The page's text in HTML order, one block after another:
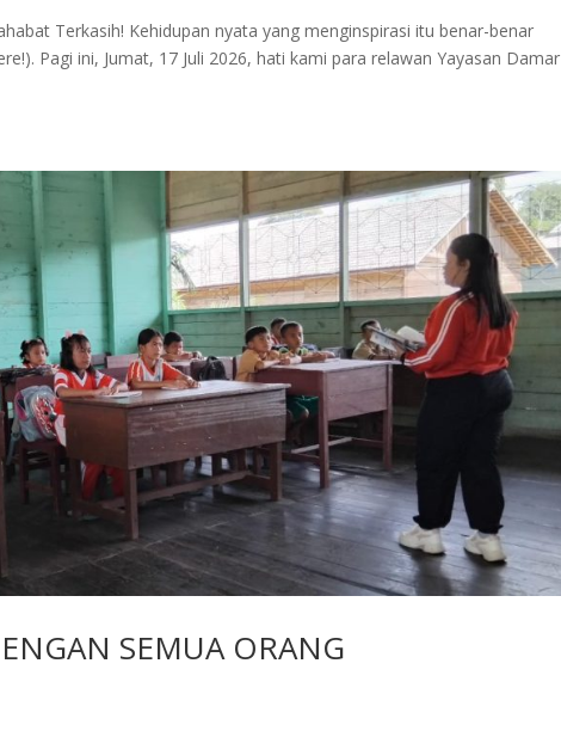
Terkasih! Kehidupan nyata yang menginspirasi itu benar-benar
Pagi ini, Jumat, 17 Juli 2026, hati kami para relawan Yayasan Damar
SEMUA ORANG